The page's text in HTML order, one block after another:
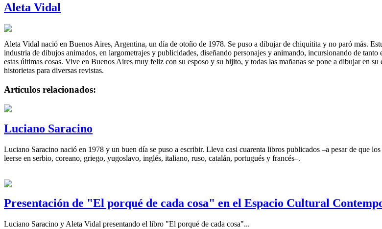
Aleta Vidal
Aleta Vidal nació en Buenos Aires, Argentina, un día de otoño de 1978. Se puso a dibujar de chiquitita y no paró más.
industria de dibujos animados, en largometrajes y publicidades, diseñando personajes y animando, incursionando de
estas últimas cosas. Vive en Buenos Aires muy feliz con su esposo y su hijito, y todas las mañanas se pone a dibujar en
historietas para diversas revistas.
Artículos relacionados:
Luciano Saracino
Luciano Saracino nació en 1978 y un buen día se puso a escribir. Lleva casi cuarenta libros publicados –a pesar de que
leerse en serbio, coreano, griego, yugoslavo, inglés, italiano, ruso, catalán, portugués y francés–.
Presentación de "El porqué de cada cosa" en el Espacio Cultural
Luciano Saracino y Aleta Vidal presentando el libro "El porqué de cada cosa"...